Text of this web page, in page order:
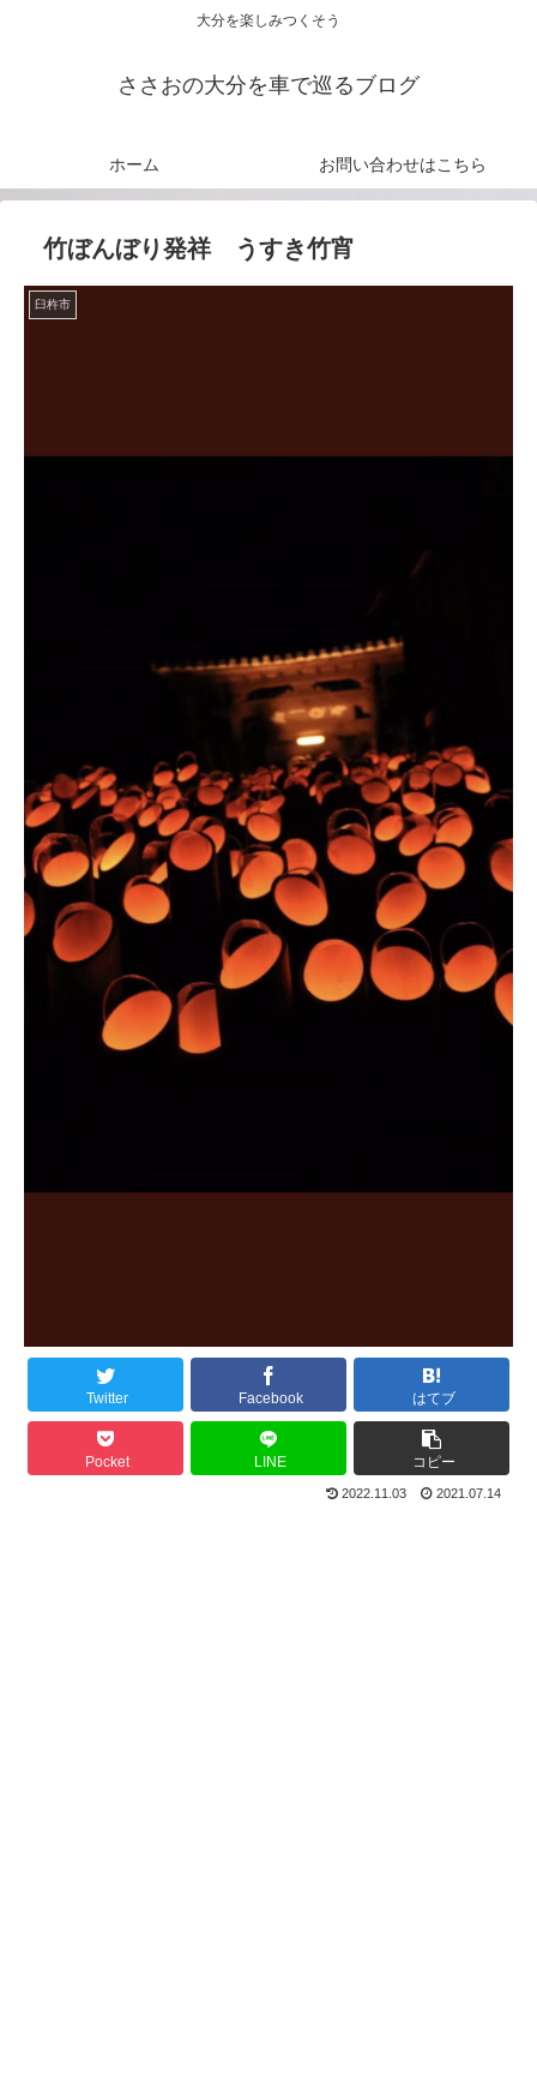
大分を楽しみつくそう
ささおの大分を車で巡るブログ
ホーム お問い合わせはこちら
竹ぼんぼり発祥 うすき竹宵
臼杵市
Twitter Facebook はてブ
Pocket LINE コピー
2022.11.03 2021.07.14